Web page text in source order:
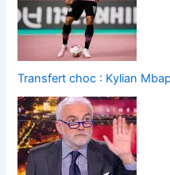
Transfert choc : Kylian